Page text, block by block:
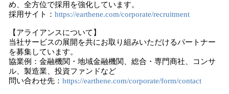
め、全方位で採用を強化しています。
採用サイト： https://earthene.com/corporate/recruitment
【アライアンスについて】
当社サービスの展開を共にお取り組みいただけるパートナー
を募集しています。
協業例：金融機関・地域金融機関、総合・専門商社、コンサ
ル、製造業、投資ファンドなど
問い合わせ先： https://earthene.com/corporate/form/contact